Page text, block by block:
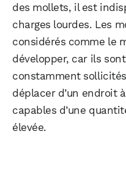
des mollets, il est
charges lourdes. Les
considérés comme le
développer, car ils
constamment
déplacer d’un endroit
capables d’une
élevée.